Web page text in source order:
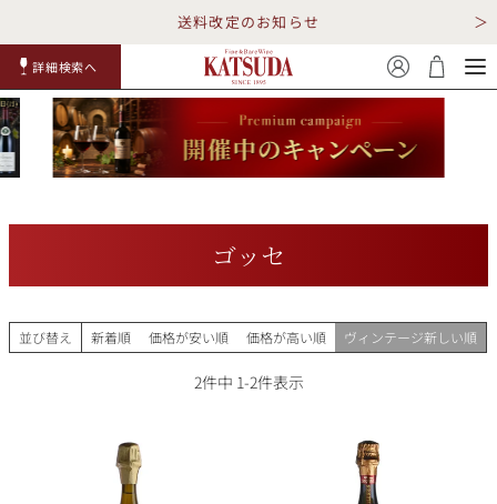
送料改定のお知らせ
詳細検索へ
赤ワイ 白ワイ
ン ン
TOP 詳細検索する
勝田商店について
ゴッセ
並び替え 新着順 価格が安い順 価格が高い順 ヴィンテージ新しい順
2件中 1-2件表示